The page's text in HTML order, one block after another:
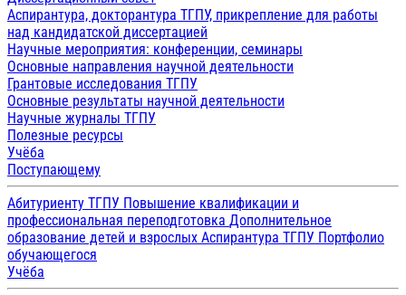
Аспирантура, докторантура ТГПУ, прикрепление для работы
над кандидатской диссертацией
Научные мероприятия: конференции, семинары
Основные направления научной деятельности
Грантовые исследования ТГПУ
Основные результаты научной деятельности
Научные журналы ТГПУ
Полезные ресурсы
Учёба
Поступающему
Абитуриенту ТГПУ Повышение квалификации и
профессиональная переподготовка Дополнительное
образование детей и взрослых Аспирантура ТГПУ Портфолио
обучающегося
Учёба